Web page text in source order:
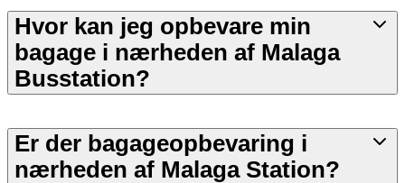
Hvor kan jeg opbevare min
bagage i nærheden af Malaga
Busstation?
Er der bagageopbevaring i
nærheden af Malaga Station?